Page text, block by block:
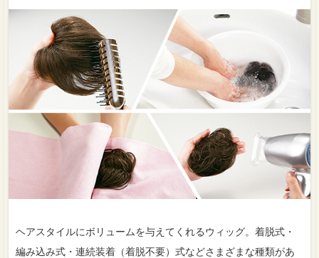
ヘアスタイルにボリュームを与えてくれるウィッグ。着脱式・
編み込み式・連続装着（着脱不要）式などさまざまな種類があ